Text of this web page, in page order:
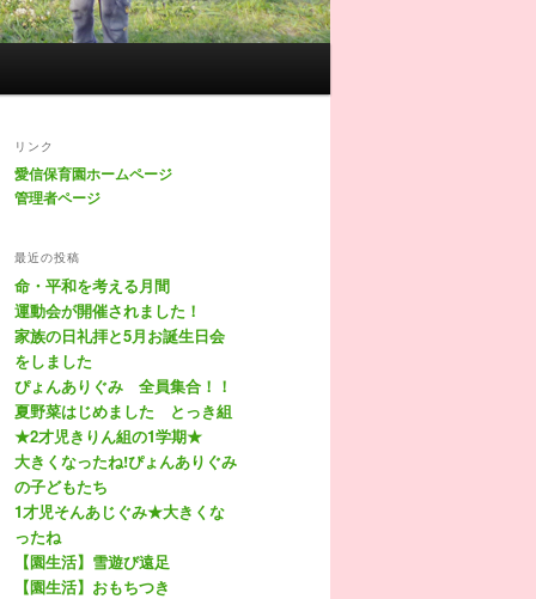
リンク
愛信保育園ホームページ
管理者ページ
最近の投稿
命・平和を考える月間
運動会が開催されました！
家族の日礼拝と5月お誕生日会
をしました
ぴょんありぐみ 全員集合！！
夏野菜はじめました とっき組
★2才児きりん組の1学期★
大きくなったね!ぴょんありぐみ
の子どもたち
1才児そんあじぐみ★大きくな
ったね
【園生活】雪遊び遠足
【園生活】おもちつき